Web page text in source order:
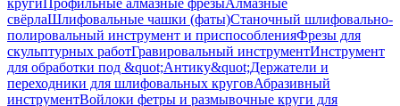
свёрлаШлифовальные чашки (фаты)Станочный шлифовально-
полировальный инструмент и приспособленияФрезы для
скульптурных работГравировальный инструментИнструмент
для обработки под &quot;Антику&quot;Держатели и
переходники для шлифовальных круговАбразивный
инструментВойлоки фетры и размывочные круги для